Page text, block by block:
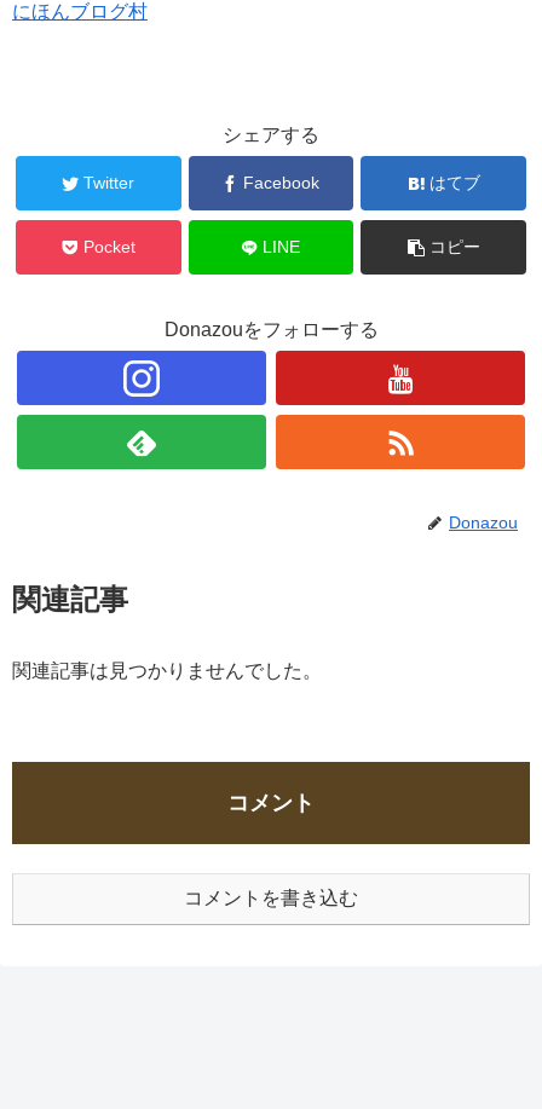
にほんブログ村
シェアする
Twitter Facebook はてブ
Pocket LINE コピー
Donazouをフォローする
Donazou
関連記事
関連記事は見つかりませんでした。
コメント
コメントを書き込む